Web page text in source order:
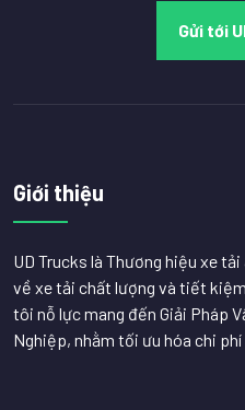
Giới thiệu
UD Trucks là Thương hiệu xe
về xe tải chất lượng và tiết
tôi nỗ lực mang đến Giải Pháp
Nghiệp, nhằm tối ưu hóa chi